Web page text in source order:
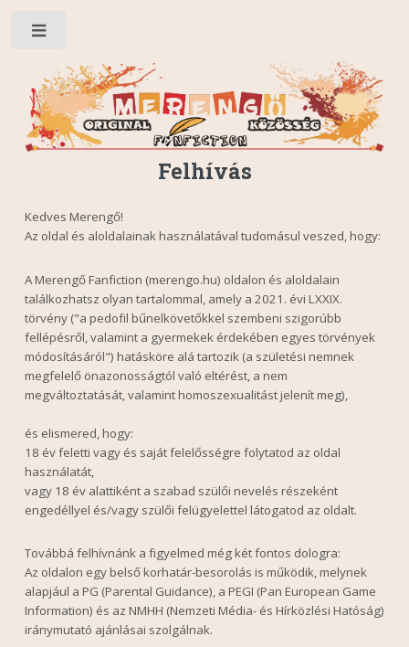
Felhívás
Kedves Merengő!
Az oldal és aloldalainak használatával tudomásul veszed, hogy:
A Merengő Fanfiction (merengo.hu) oldalon és aloldalain
találkozhatsz olyan tartalommal, amely a 2021. évi LXXIX.
törvény ("a pedofil bűnelkövetőkkel szembeni szigorúbb
fellépésről, valamint a gyermekek érdekében egyes törvények
módosításáról") hatásköre alá tartozik (a születési nemnek
megfelelő önazonosságtól való eltérést, a nem
megváltoztatását, valamint homoszexualitást jelenít meg),
és elismered, hogy:
18 év feletti vagy és saját felelősségre folytatod az oldal
használatát,
vagy 18 év alattiként a szabad szülői nevelés részeként
engedéllyel és/vagy szülői felügyelettel látogatod az oldalt.
Továbbá felhívnánk a figyelmed még két fontos dologra:
Az oldalon egy belső korhatár-besorolás is működik, melynek
alapjául a PG (Parental Guidance), a PEGI (Pan European Game
Information) és az NMHH (Nemzeti Média- és Hírközlési Hatóság)
iránymutató ajánlásai szolgálnak.